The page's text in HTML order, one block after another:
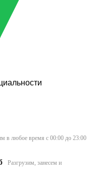
в любое время с 00:00 до 23:00
Разгрузим, занесем и